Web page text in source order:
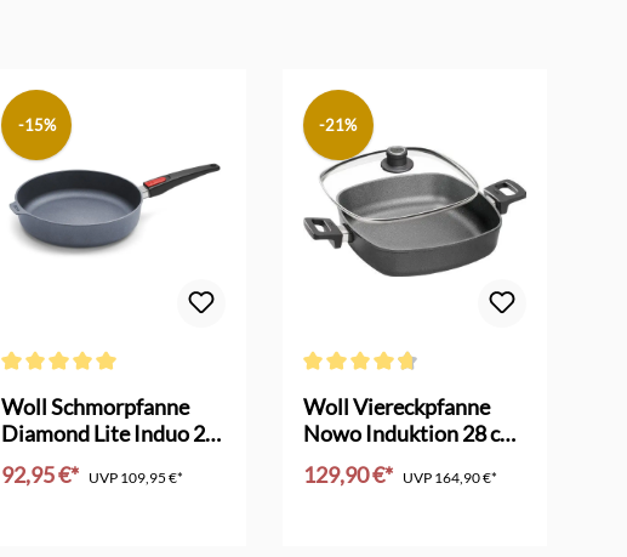
-15%
Woll Schmorpfanne
Diamond Lite Induo 26
cm
92,95 €* UVP 109,95 €*
-21%
Woll Viereckpfanne
Nowo Induktion 28 cm
mit Deckel
129,90 €* UVP 164,90 €*